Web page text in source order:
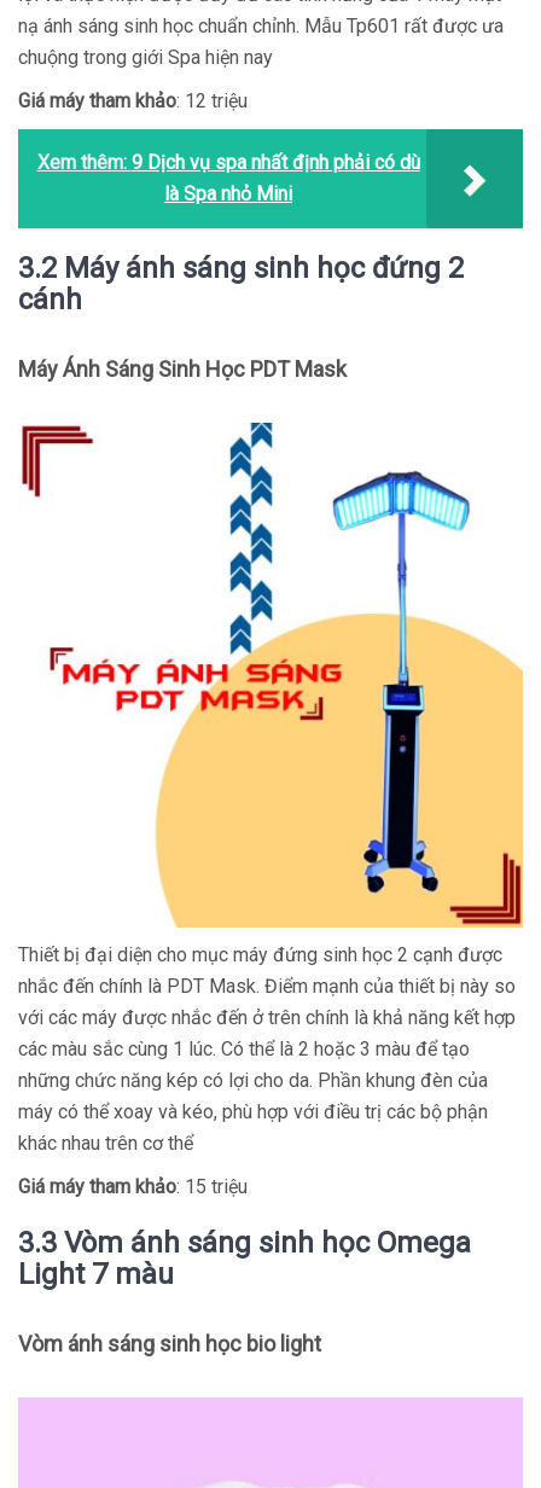
nạ ánh sáng sinh học chuẩn chỉnh. Mẫu Tp601 rất được ưa
chuộng trong giới Spa hiện nay
Giá máy tham khảo: 12 triệu
Xem thêm: 9 Dịch vụ spa nhất định phải có dù
là Spa nhỏ Mini
3.2 Máy ánh sáng sinh học đứng 2
cánh
Máy Ánh Sáng Sinh Học PDT Mask
Thiết bị đại diện cho mục máy đứng sinh học 2 cạnh được
nhắc đến chính là PDT Mask. Điểm mạnh của thiết bị này so
với các máy được nhắc đến ở trên chính là khả năng kết hợp
các màu sắc cùng 1 lúc. Có thể là 2 hoặc 3 màu để tạo
những chức năng kép có lợi cho da. Phần khung đèn của
máy có thể xoay và kéo, phù hợp với điều trị các bộ phận
khác nhau trên cơ thể
Giá máy tham khảo: 15 triệu
3.3 Vòm ánh sáng sinh học Omega
Light 7 màu
Vòm ánh sáng sinh học bio light